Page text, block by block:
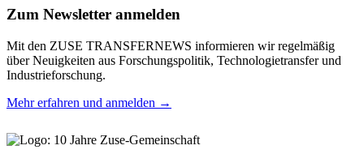
Zum Newsletter anmelden
Mit den ZUSE TRANSFERNEWS informieren wir regelmäßig
über Neuigkeiten aus Forschungspolitik, Technologietransfer und
Industrieforschung.
Mehr erfahren und anmelden →